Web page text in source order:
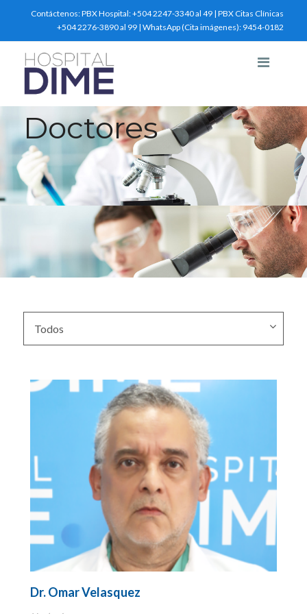
Contáctenos:PBX Hospital: +504 2247-3340 al 49 | PBX Citas Clínicas
+504 2276-3890 al 99 | WhatsApp (Cita imágenes): 9454-0182
Doctores
Todos
Audiología
Cirugía
Cirugía cardiovascular
Coloproctología
Endocrinología
Gastroenterología
Dr. Omar Velasquez